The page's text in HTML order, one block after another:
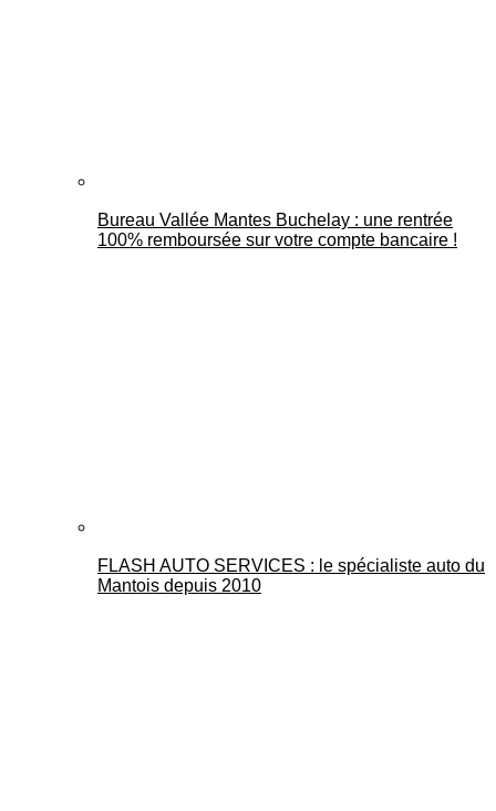
Bureau Vallée Mantes Buchelay : une rentrée
100% remboursée sur votre compte bancaire !
FLASH AUTO SERVICES : le spécialiste auto du
Mantois depuis 2010